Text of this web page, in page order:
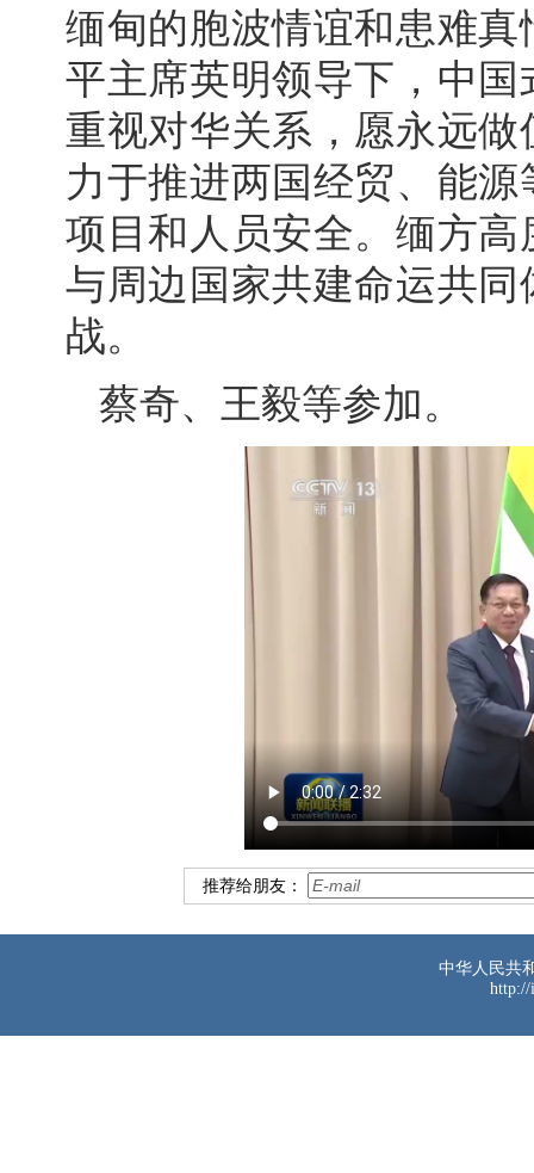
缅甸的胞波情谊和患难
平主席英明领导下，中
重视对华关系，愿永远
力于推进两国经贸、能
项目和人员安全。缅方
与周边国家共建命运共
战。
蔡奇、王毅等参加。
推荐给朋友：
中华人民共
http://